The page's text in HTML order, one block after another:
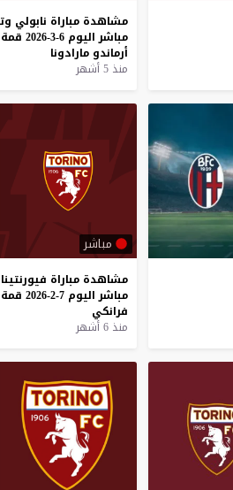
مشاهدة مباراة نابولي
مباشر اليوم 6-3-2026 قمة
أرماندو مارادونا
منذ 5 أشهر
مباشر
مشاهدة مباراة فيورنتينا
مباشر اليوم 7-2-2026 قمة
فرانكي
منذ 6 أشهر